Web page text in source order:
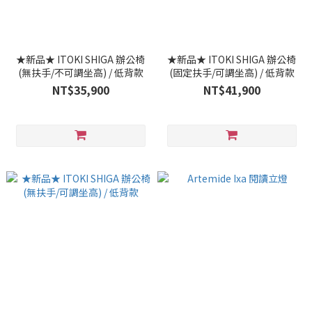
★新品★ ITOKI SHIGA 辦公椅
(無扶手/不可調坐高) / 低背款
NT$35,900
★新品★ ITOKI SHIGA 辦公椅
(固定扶手/可調坐高) / 低背款
NT$41,900